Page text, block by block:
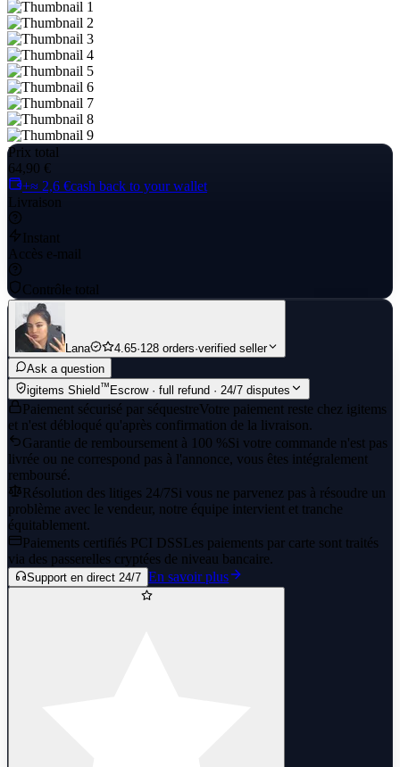
Prix total
64,90 €
+≈ 2,6 €cash back to your wallet
Livraison
Instant
Accès e-mail
Contrôle total
Lana 4.65·128 orders·verified seller
Ask a question
igitems Shield™Escrow · full refund · 24/7 disputes
Paiement sécurisé par séquestreVotre paiement reste chez igitems
et n'est débloqué qu'après confirmation de la livraison.
Garantie de remboursement à 100 %Si votre commande n'est pas
livrée ou ne correspond pas à l'annonce, vous êtes intégralement
remboursé.
Résolution des litiges 24/7Si vous ne parvenez pas à résoudre un
problème avec le vendeur, notre équipe intervient et tranche
équitablement.
Paiements certifiés PCI DSSLes paiements par carte sont traités
via des passerelles cryptées de niveau bancaire.
Support en direct 24/7 En savoir plus